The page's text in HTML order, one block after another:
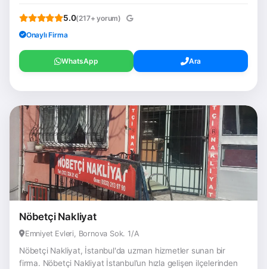
5.0(217+ yorum)
Onaylı Firma
WhatsApp Ara
Nöbetçi Nakliyat
Emniyet Evleri, Bornova Sok. 1/A
Nöbetçi Nakliyat, İstanbul'da uzman hizmetler sunan bir
firma. Nöbetçi Nakliyat İstanbul’un hızla gelişen ilçelerinden